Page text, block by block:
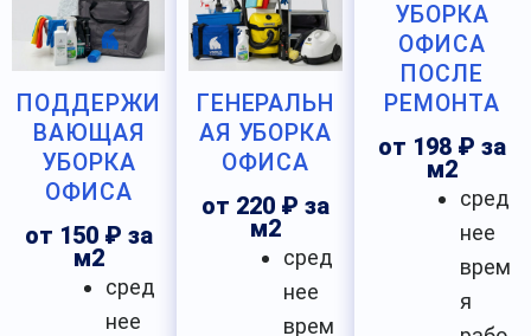
ПОДДЕРЖИ
ВАЮЩАЯ
УБОРКА
ОФИСА
от 150 ₽ за
м2
сред
нее
ГЕНЕРАЛЬН
АЯ УБОРКА
ОФИСА
от 220 ₽ за
м2
сред
нее
врем
УБОРКА
ОФИСА
ПОСЛЕ
РЕМОНТА
от 198 ₽ за
м2
сред
нее
врем
я